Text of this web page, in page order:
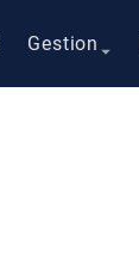
Gestion